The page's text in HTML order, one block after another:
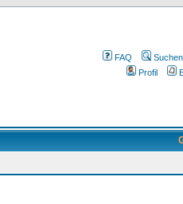
FAQ
Suchen
Profil